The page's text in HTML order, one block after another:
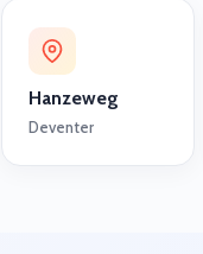
Hanzeweg
Deventer